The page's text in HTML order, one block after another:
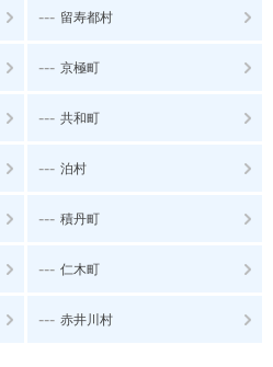
--- 留寿都村
--- 京極町
--- 共和町
--- 泊村
--- 積丹町
--- 仁木町
--- 赤井川村